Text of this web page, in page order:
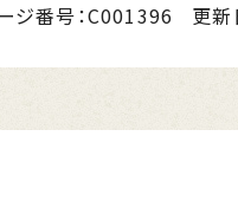
ジ番号：C001396 更新